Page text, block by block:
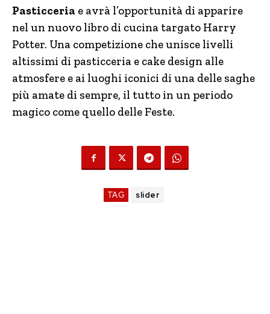
Pasticceria e avrà l’opportunità di apparire
nel un nuovo libro di cucina targato Harry
Potter. Una competizione che unisce livelli
altissimi di pasticceria e cake design alle
atmosfere e ai luoghi iconici di una delle saghe
più amate di sempre, il tutto in un periodo
magico come quello delle Feste.
TAG slider